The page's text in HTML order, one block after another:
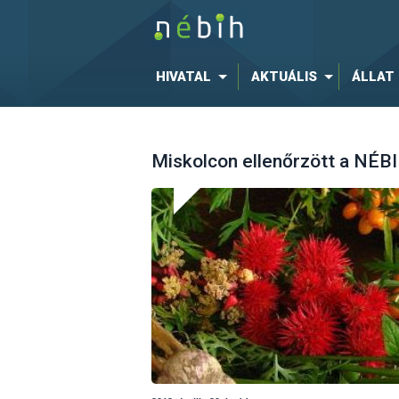
HIVATAL AKTUÁLIS ÁLLAT
Miskolcon ellenőrzött a